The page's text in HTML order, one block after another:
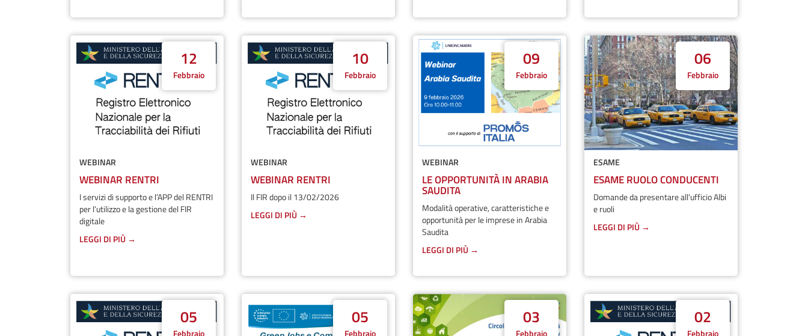
12
Febbraio
WEBINAR
WEBINAR RENTRI
I servizi di supporto e l’APP del RENTRI
per l’utilizzo e la gestione del FIR
digitale
LEGGI DI PIÙ →
10
Febbraio
WEBINAR
WEBINAR RENTRI
Il FIR dopo il 13/02/2026
LEGGI DI PIÙ →
09
Febbraio
WEBINAR
LE OPPORTUNITÀ IN ARABIA
SAUDITA
Modalità operative, caratteristiche e
opportunità per le imprese in Arabia
Saudita
LEGGI DI PIÙ →
06
Febbraio
ESAME
ESAME RUOLO CONDUCENTI
Domande da presentare all'ufficio Albi
e ruoli
LEGGI DI PIÙ →
05
Febbraio
05
Febbraio
03
Febbraio
02
Febbraio